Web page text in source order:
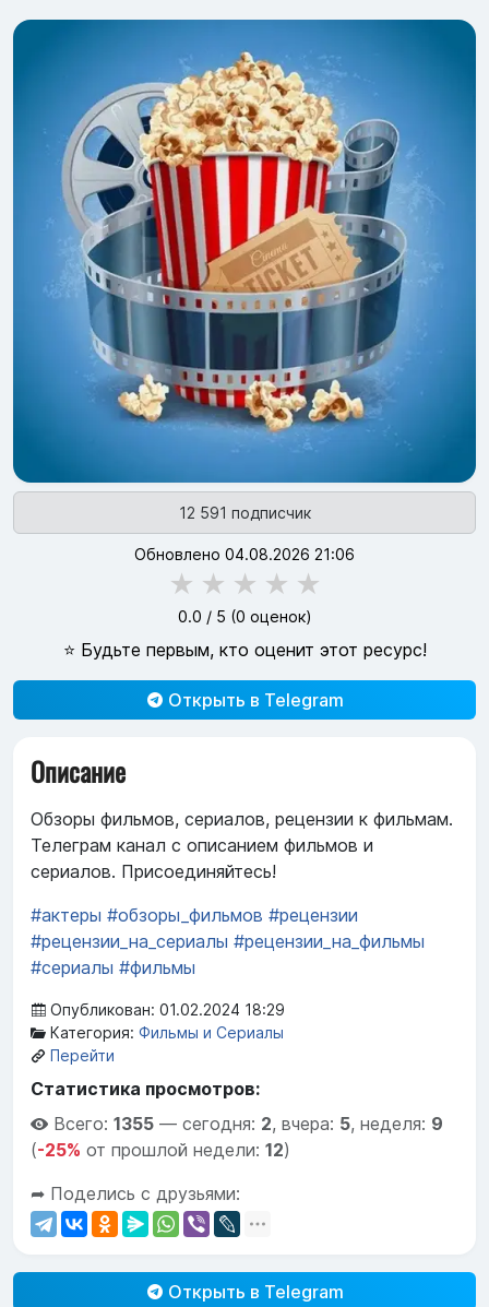
12 591 подписчик
Обновлено 04.08.2026 21:06
★ ★ ★ ★ ★
0.0 / 5 (0 оценок)
⭐ Будьте первым, кто оценит этот ресурс!
Открыть в Telegram
Описание
Обзоры фильмов, сериалов, рецензии к фильмам.
Телеграм канал с описанием фильмов и
сериалов. Присоединяйтесь!
#актеры #обзоры_фильмов #рецензии
#рецензии_на_сериалы #рецензии_на_фильмы
#сериалы #фильмы
Опубликован: 01.02.2024 18:29
Категория: Фильмы и Сериалы
Перейти
Статистика просмотров:
Всего: 1355 — сегодня: 2, вчера: 5, неделя: 9
(-25% от прошлой недели: 12)
➦ Поделись с друзьями:
Открыть в Telegram